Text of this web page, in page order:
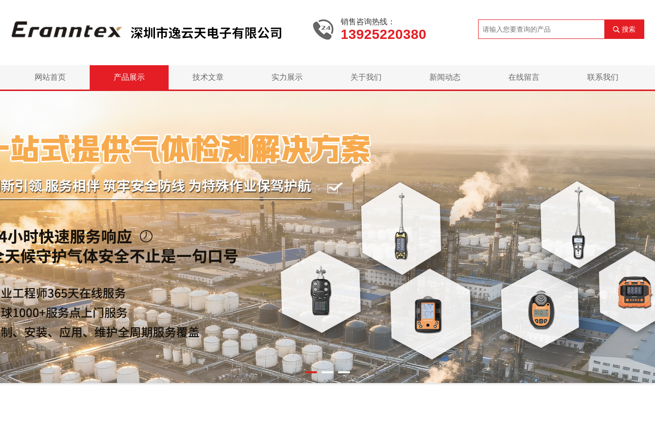
销售咨询热线：
13925220380 搜索
网站首页 产品展示 技术文章 实力展示 关于我们 新闻动态 在线留言 联系我们